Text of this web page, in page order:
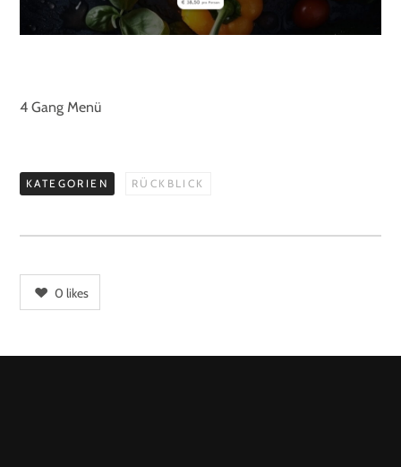
4 Gang Menü
KATEGORIEN RÜCKBLICK
0 likes